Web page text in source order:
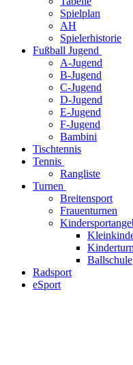
Spielplan
AH
Spielerhistorie
Fußball Jugend
A-Jugend
B-Jugend
C-Jugend
D-Jugend
E-Jugend
F-Jugend
Bambini
Tischtennis
Tennis
Rangliste
Turnen
Breitensport
Frauenturnen
Ballschule
Radsport
eSport